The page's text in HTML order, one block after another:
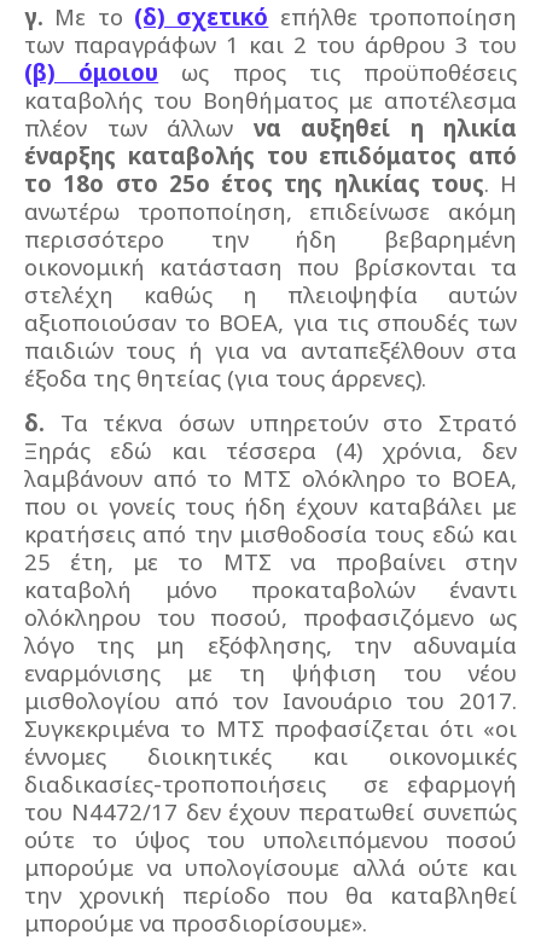
γ. Με το (δ) σχετικό επήλθε τροποποίηση
των παραγράφων 1 και 2 του άρθρου 3 του
(β) όμοιου ως προς τις προϋποθέσεις
καταβολής του Βοηθήματος με αποτέλεσμα
πλέον των άλλων να αυξηθεί η ηλικία
έναρξης καταβολής του επιδόματος από
το 18ο στο 25ο έτος της ηλικίας τους. Η
ανωτέρω τροποποίηση, επιδείνωσε ακόμη
περισσότερο την ήδη βεβαρημένη
οικονομική κατάσταση που βρίσκονται τα
στελέχη καθώς η πλειοψηφία αυτών
αξιοποιούσαν το ΒΟΕΑ, για τις σπουδές των
παιδιών τους ή για να ανταπεξέλθουν στα
έξοδα της θητείας (για τους άρρενες).
δ. Τα τέκνα όσων υπηρετούν στο Στρατό
Ξηράς εδώ και τέσσερα (4) χρόνια, δεν
λαμβάνουν από το ΜΤΣ ολόκληρο το ΒΟΕΑ,
που οι γονείς τους ήδη έχουν καταβάλει με
κρατήσεις από την μισθοδοσία τους εδώ και
25 έτη, με το ΜΤΣ να προβαίνει στην
καταβολή μόνο προκαταβολών έναντι
ολόκληρου του ποσού, προφασιζόμενο ως
λόγο της μη εξόφλησης, την αδυναμία
εναρμόνισης με τη ψήφιση του νέου
μισθολογίου από τον Ιανουάριο του 2017.
Συγκεκριμένα το ΜΤΣ προφασίζεται ότι «οι
έννομες διοικητικές και οικονομικές
διαδικασίες-τροποποιήσεις
σε εφαρμογή
του Ν4472/17 δεν έχουν περατωθεί συνεπώς
ούτε το ύψος του υπολειπόμενου ποσού
μπορούμε να υπολογίσουμε αλλά ούτε και
την χρονική περίοδο που θα καταβληθεί
μπορούμε να προσδιορίσουμε».